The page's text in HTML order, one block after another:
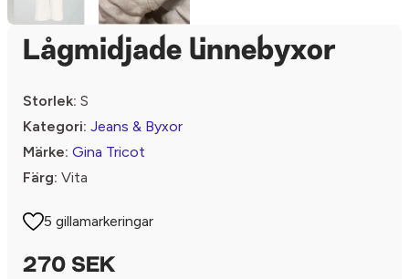
Lågmidjade linnebyxor
Storlek: S
Kategori: Jeans & Byxor
Märke: Gina Tricot
Färg: Vita
5 gillamarkeringar
270 SEK